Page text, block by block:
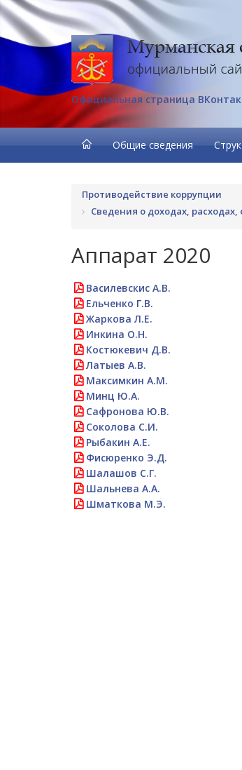
Официальная страница
Общие сведения
Противодействие коррупции
Сведения о доходах,
Аппарат 2020
Василевскис А.В.
Ельченко Г.В.
Жаркова Л.Е.
Инкина О.Н.
Костюкевич Д.В.
Латыев А.В.
Максимкин А.М.
Минц Ю.А.
Сафронова Ю.В.
Соколова С.И.
Рыбакин А.Е.
Фисюренко Э.Д.
Шалашов С.Г.
Шальнева А.А.
Шматкова М.Э.